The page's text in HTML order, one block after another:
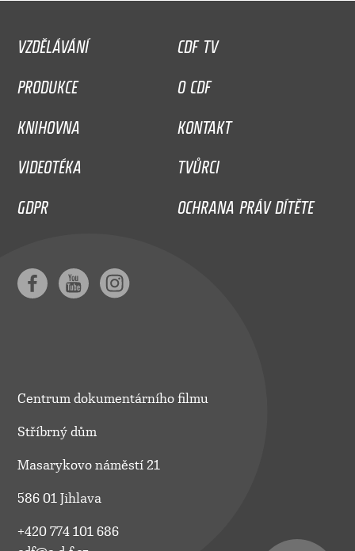
VZDĚLÁVÁNÍ
CDF TV
PRODUKCE
O CDF
KNIHOVNA
KONTAKT
VIDEOTÉKA
TVŮRCI
GDPR
OCHRANA PRÁV DÍTĚTE
Centrum dokumentárního filmu
Stříbrný dům
Masarykovo náměstí 21
586 01 Jihlava
+420 774 101 686